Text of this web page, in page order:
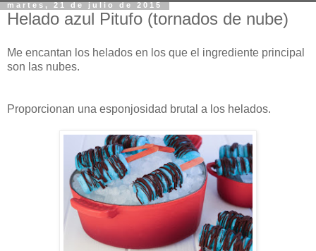
martes, 21 de julio de 2015
Helado azul Pitufo (tornados de nube)
Me encantan los helados en los que el ingrediente principal
son las nubes.
Proporcionan una esponjosidad brutal a los helados.